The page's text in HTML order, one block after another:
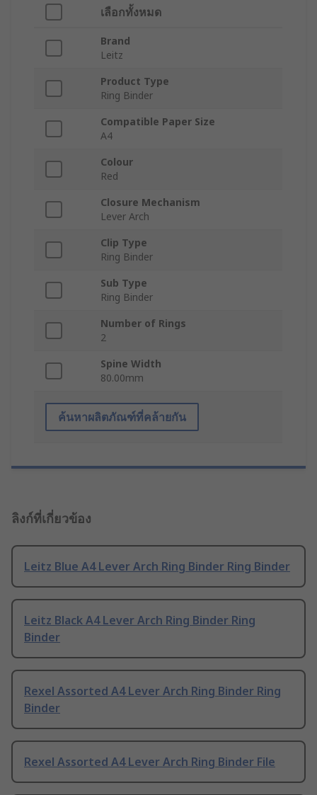
เลือกทั้งหมด
Brand
Leitz
Product Type
Ring Binder
Compatible Paper Size
A4
Colour
Red
Closure Mechanism
Lever Arch
Clip Type
Ring Binder
Sub Type
Ring Binder
Number of Rings
2
Spine Width
80.00mm
ค้นหาผลิตภัณฑ์ที่คล้ายกัน
ลิงก์ที่เกี่ยวข้อง
Leitz Blue A4 Lever Arch Ring Binder Ring Binder
Leitz Black A4 Lever Arch Ring Binder Ring
Binder
Rexel Assorted A4 Lever Arch Ring Binder Ring
Binder
Rexel Assorted A4 Lever Arch Ring Binder File